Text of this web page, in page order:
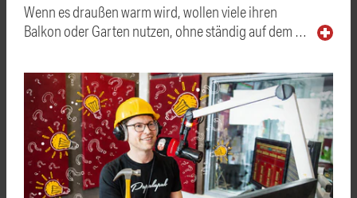
Wenn es draußen warm wird, wollen viele ihren
Balkon oder Garten nutzen, ohne ständig auf dem …